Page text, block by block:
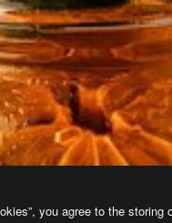
you agree to the